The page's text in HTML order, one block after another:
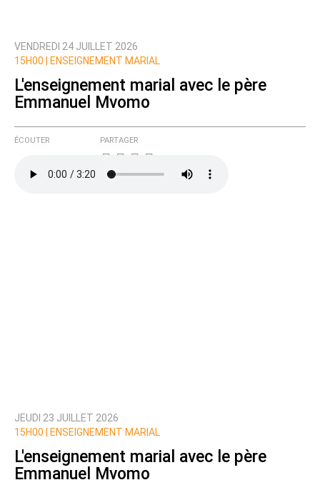
VENDREDI 24 JUILLET 2026
15H00 |
ENSEIGNEMENT MARIAL
L'enseignement marial avec le père
Emmanuel Mvomo
ÉCOUTER PARTAGER
JEUDI 23 JUILLET 2026
15H00 |
ENSEIGNEMENT MARIAL
L'enseignement marial avec le père
Emmanuel Mvomo